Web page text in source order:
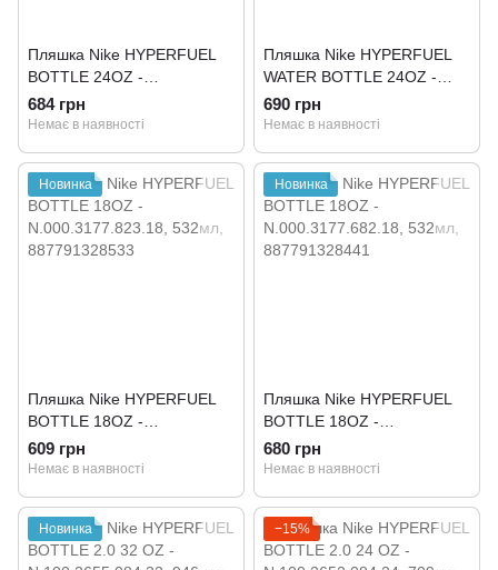
Пляшка Nike HYPERFUEL
BOTTLE 24OZ -
N.000.3524.451.24
684 грн
Немає в наявності
Пляшка Nike HYPERFUEL
WATER BOTTLE 24OZ -
N.000.3524.315.24
690 грн
Немає в наявності
Новинка
Пляшка Nike HYPERFUEL
BOTTLE 18OZ -
N.000.3177.823.18
609 грн
Немає в наявності
Новинка
Пляшка Nike HYPERFUEL
BOTTLE 18OZ -
N.000.3177.682.18
680 грн
Немає в наявності
Новинка −15%